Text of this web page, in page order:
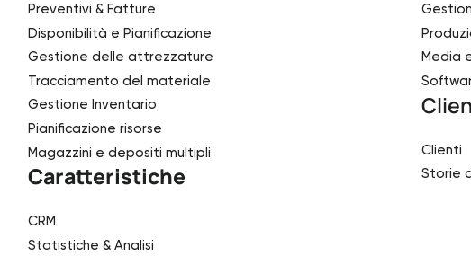
Preventivi & Fatture
Disponibilità e Pianificazione
Gestione delle attrezzature
Tracciamento del materiale
Gestione Inventario
Pianificazione risorse
Magazzini e depositi multipli
Caratteristiche
CRM
Statistiche & Analisi
Media
Clienti
Storie